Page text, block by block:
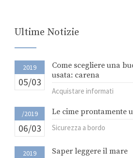
Ultime Notizie
2019
05/03
Come scegliere una
usata: carena
Acquistare informati
/2019
06/03
Le cime prontamente
Sicurezza a bordo
2019 Saper leggere il mare